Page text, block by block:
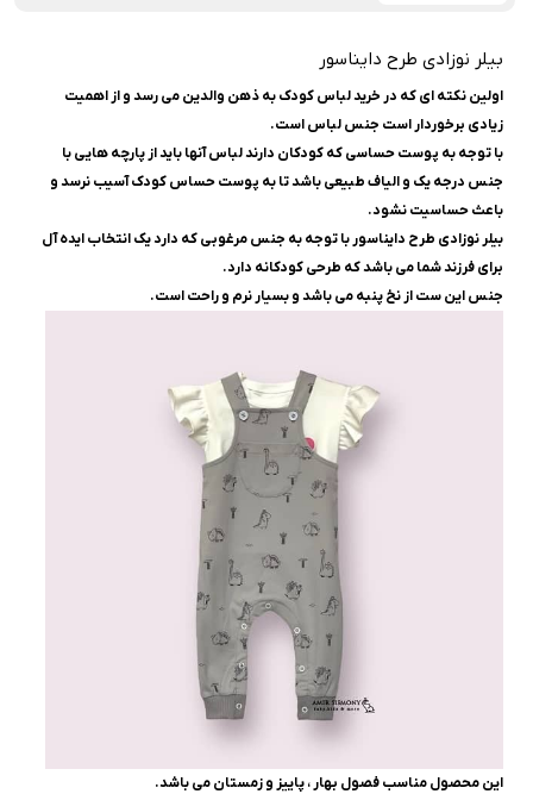
بیلر نوزادی طرح دایناسور
اولین نکته ای که در خرید لباس کودک به ذهن والدین می رسد و از اهمیت
زیادی برخوردار است جنس لباس است.
با توجه به پوست حساسی که کودکان دارند لباس آنها باید از پارچه هایی با
جنس درجه یک و الیاف طبیعی باشد تا به پوست حساس کودک آسیب نرسد و
باعث حساسیت نشود.
بیلر نوزادی طرح دایناسور با توجه به جنس مرغوبی که دارد یک انتخاب ایده آل
برای فرزند شما می باشد که طرحی کودکانه دارد.
جنس این ست از نخ پنبه می باشد و بسیار نرم و راحت است.
این محصول مناسب فصول بهار ، پاییز و زمستان می باشد.